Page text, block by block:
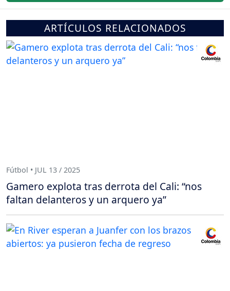
ARTÍCULOS RELACIONADOS
Fútbol • JUL 13 / 2025
Gamero explota tras derrota del Cali: “nos
faltan delanteros y un arquero ya”